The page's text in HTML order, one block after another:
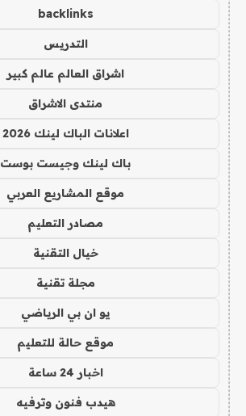
backlinks
التدريس
اشراق العالم عالم كبير
منتدى الاشراق
اعلانات الباك لينك 2026
باك لينك وجيست بوست
موقع المشاريع العربي
مصادر التعليم
خيال التقنية
مجلة تقنية
يو ان بي الرياضي
موقع حالة للتعليم
اخبار 24 ساعة
هيدب فنون وترفيه